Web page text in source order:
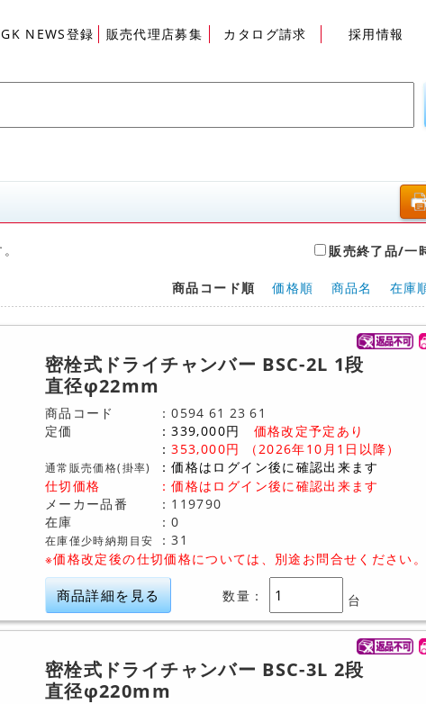
NEWS登録 販売代理店募集 カタログ請求 採用情報
販売終了品/一
商品コード順 価格順 商品名 在庫
密栓式ドライチャンバー BSC-2L 1段
直径φ22mm
商品コード 0594 61 23 61
定価
339,000円
価格改定予定あり
353,000円 （2026年10月1日以降）
通常販売価格(掛率)
価格はログイン後に確認出来ます
仕切価格
：価格はログイン後に確認出来ます
メーカー品番
119790
在庫
0
在庫僅少時納期目安
31
※価格改定後の仕切価格については、別途お問合せください。
商品詳細を見る 数量： 台
密栓式ドライチャンバー BSC-3L 2段
直径φ220mm